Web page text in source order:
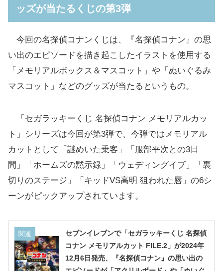
ッズが当たるくじの第3弾
今回の名探偵コナンくじは、『名探偵コナン』の思
い出のエピソードを描き起こしたイラストを使用する
「メモリアルボックス＆マスコット」や「ぬいぐるみ
マスコット」などのグッズが当たるというもの。
「セガラッキーくじ 名探偵コナン メモリアルカッ
ト」シリーズは今回が第3弾で、今弾ではメモリアル
カットとして「謎めいた乗客」「服部平次との3日
間」「ホームズの黙示録」「ウェディングイブ」「裏
切りのステージ」「キッドVS高明 狙われた唇」の6シ
ーンがピックアップされています。
関連
セブンイレブンで「セガラッキーくじ 名探偵
コナン メモリアルカット FILE.2」が2024年
12月6日発売、『名探偵コナン』の思い出の